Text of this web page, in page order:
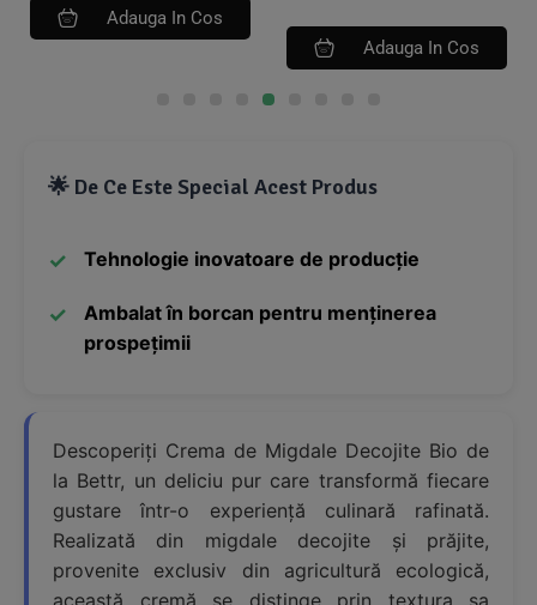
Adauga In Cos
Adauga In Cos
🌟 De Ce Este Special Acest Produs
Tehnologie inovatoare de producție
Ambalat în borcan pentru menținerea
prospețimii
Descoperiți Crema de Migdale Decojite Bio de
la Bettr, un deliciu pur care transformă fiecare
gustare într-o experiență culinară rafinată.
Realizată din migdale decojite și prăjite,
provenite exclusiv din agricultură ecologică,